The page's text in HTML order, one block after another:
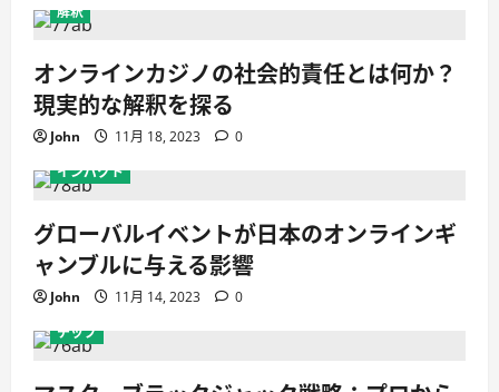
与
え
る
影
響
に
い
て
し
く
読
む
解釈
オンラインカジノの社会的責任とは何か？
現実的な解釈を探る
John 11月 18, 2023
0
インパクト
グローバルイベントが日本のオンラインギ
ャンブルに与える影響
John 11月 14, 2023
0
チップ